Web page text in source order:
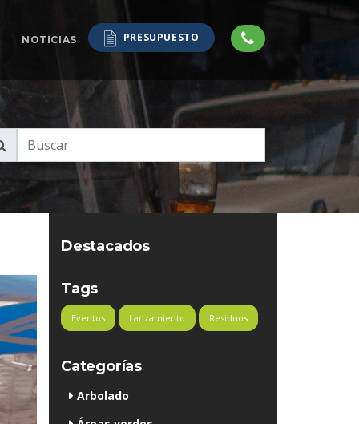
NOTICIAS PRESUPUESTO
Destacados
Tags
Eventos Lanzamiento Residuos
Categorías
Arbolado